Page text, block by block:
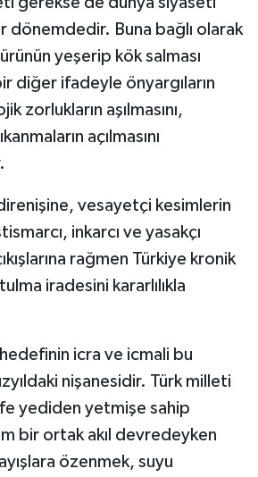
dönemdedir. Buna bağlı olarak
yeşerip kök salması
diğer ifadeyle önyargıların
zorlukların aşılmasını,
açılmasını
vesayetçi kesimlerin
inkarcı ve yasakçı
rağmen Türkiye kronik
iradesini kararlılıkla
icra ve icmali bu
nişanesidir. Türk milleti
yediden yetmişe sahip
bir ortak akıl devredeyken
özenmek, suyu